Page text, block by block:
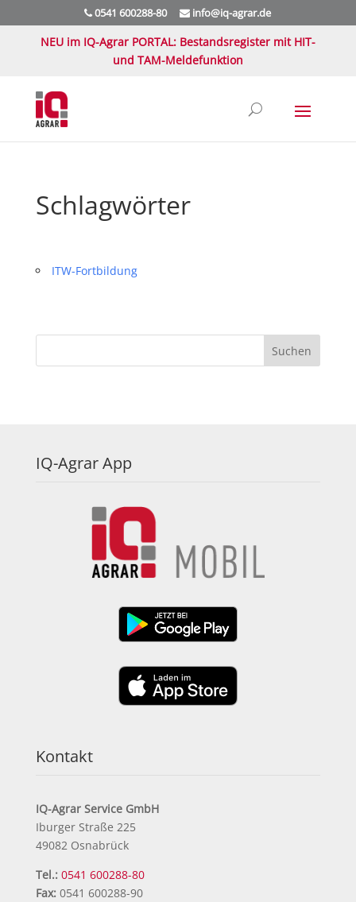
0541 600288-80 info@iq-agrar.de
NEU im IQ-Agrar PORTAL: Bestandsregister mit HIT-
und TAM-Meldefunktion
Schlagwörter
ITW-Fortbildung
IQ-Agrar App
Kontakt
IQ-Agrar Service GmbH
Iburger Straße 225
49082 Osnabrück
Tel.: 0541 600288-80
Fax:0541 600288-90